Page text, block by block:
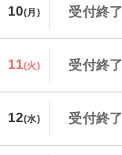
10(月) 受付終了
11(火) 受付終了
12(水) 受付終了